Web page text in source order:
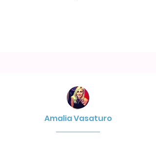
Amalia Vasaturo